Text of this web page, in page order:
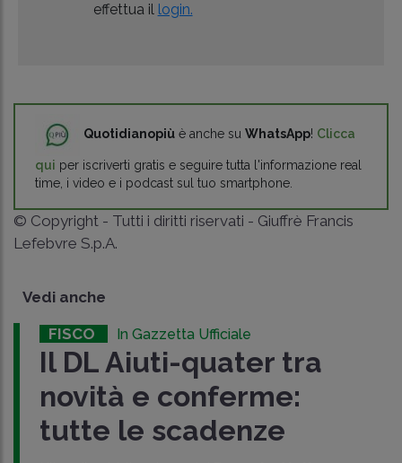
effettua il login.
Quotidianopiù è anche su WhatsApp! Clicca
qui per iscriverti gratis e seguire tutta l'informazione real
time, i video e i podcast sul tuo smartphone.
© Copyright - Tutti i diritti riservati - Giuffrè Francis
Lefebvre S.p.A.
Vedi anche
FISCO In Gazzetta Ufficiale
Il DL Aiuti-quater tra
novità e conferme:
tutte le scadenze